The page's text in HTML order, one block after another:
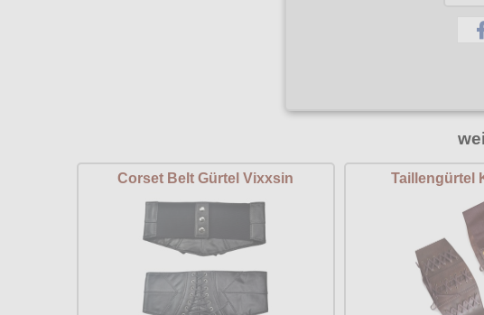
Corset Belt Gürtel Vixxsin Taillengürtel